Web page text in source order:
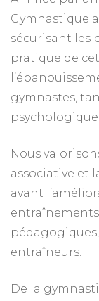
Gymnastique
sécurisant les
pratique de
gymnastes,
psychologique.
Nous
associative et
avant
entraîneurs.
De la